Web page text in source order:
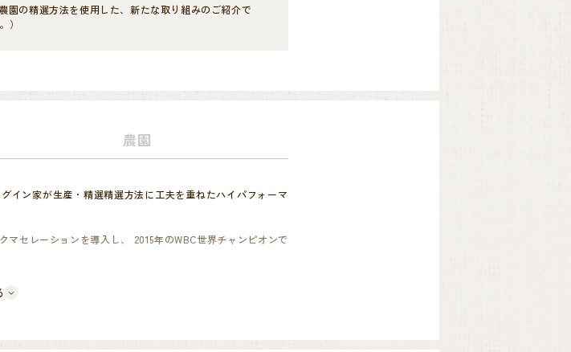
園の精選方法を使用した、新たな取り組みのご紹介で
）
農園
ン家が生産・精選精選方法に工夫を重ねたハイパフォーマ
セレーションを導入し、 2015年のWBC世界チャンピオンで